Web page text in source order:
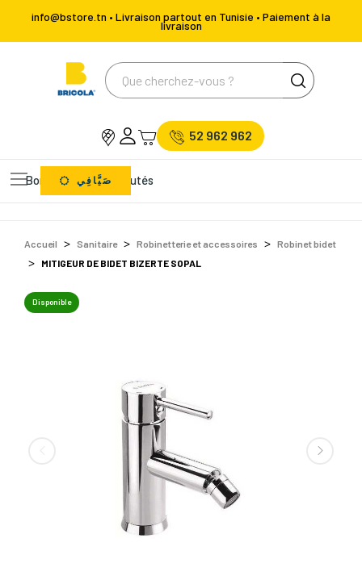
info@bstore.tn • Livraison partout en Tunisie • Paiement à la
livraison
52 962 962
Bons Plans Nouveautés
صَيَّافِي
Accueil Sanitaire Robinetterie et accessoires
Robinet bidet
MITIGEUR DE BIDET BIZERTE SOPAL
Disponible